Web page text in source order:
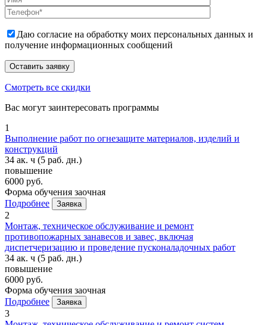
Даю согласие на обработку моих персональных данных и
получение информационных сообщений
Смотреть все скидки
Вас могут заинтересовать программы
1
Выполнение работ по огнезащите материалов, изделий и
конструкций
34 ак. ч (5 раб. дн.)
повышение
6000 руб.
Форма обучения заочная
Подробнее
Заявка
2
Монтаж, техническое обслуживание и ремонт
противопожарных занавесов и завес, включая
диспетчеризацию и проведение пусконаладочных работ
34 ак. ч (5 раб. дн.)
повышение
6000 руб.
Форма обучения заочная
Подробнее
Заявка
3